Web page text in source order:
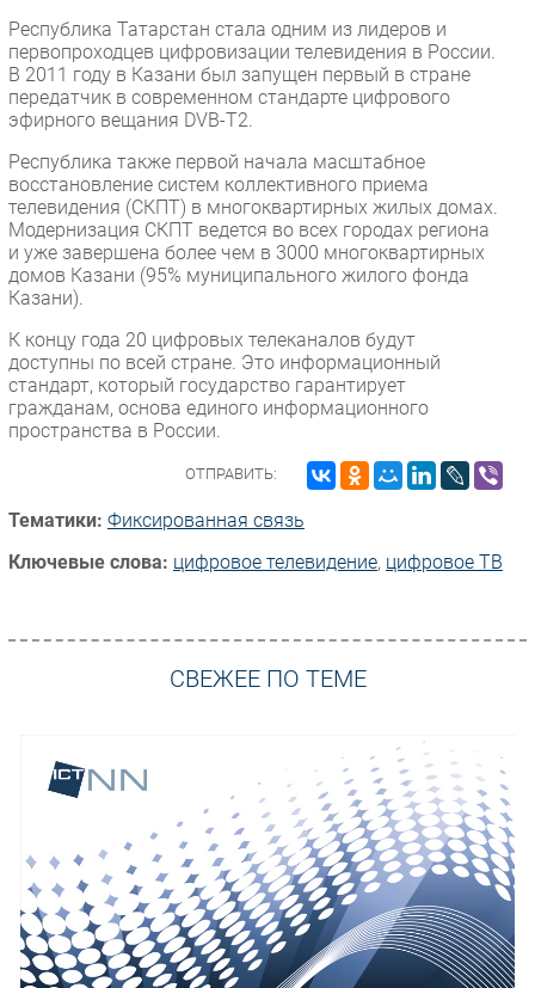
Новости
Аналитика
Интервью
Мероприятия
Проекты
IT класс
Тестовый стенд
Каталог компаний
Республика Татарстан стала одним из лидеров и
первопроходцев цифровизации телевидения в России.
В 2011 году в Казани был запущен первый в стране
передатчик в современном стандарте цифрового
эфирного вещания DVB-T2.
Республика также первой начала масштабное
восстановление систем коллективного приема
телевидения (СКПТ) в многоквартирных жилых домах.
Модернизация СКПТ ведется во всех городах региона
и уже завершена более чем в 3000 многоквартирных
домов Казани (95% муниципального жилого фонда
Казани).
К концу года 20 цифровых телеканалов будут
доступны по всей стране. Это информационный
стандарт, который государство гарантирует
гражданам, основа единого информационного
пространства в России.
ОТПРАВИТЬ:
Тематики: Фиксированная связь
Ключевые слова: цифровое телевидение, цифровое ТВ
СВЕЖЕЕ ПО ТЕМЕ